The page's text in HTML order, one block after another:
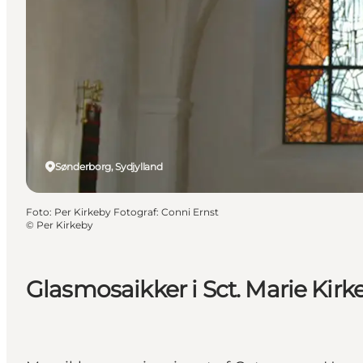
Glasmosaikker i Sct. Marie
Sønderborg, Sydjylland
Foto: Per Kirkeby Fotograf: Conni Ernst
© Per Kirkeby